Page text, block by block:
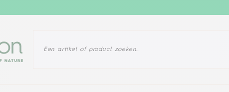
TuinadviesProbleemoplossingProducten